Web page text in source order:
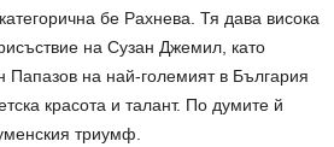
бе Рахнева. Тя дава висока
на Сузан Джемил, като
на най-големият в България
красота и талант. По думите й
триумф.